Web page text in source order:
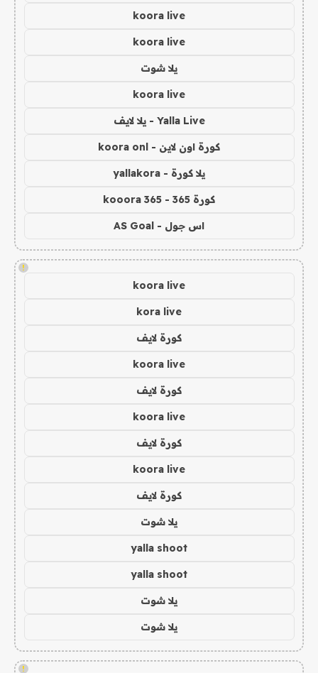
koora live
koora live
يلا شوت
koora live
Yalla Live - يلا لايف
كورة اون لاين - koora onl
يلا كورة - yallakora
كورة 365 - kooora 365
اس جول - AS Goal
!
koora live
kora live
كورة لايف
koora live
كورة لايف
koora live
كورة لايف
koora live
كورة لايف
يلا شوت
yalla shoot
yalla shoot
يلا شوت
يلا شوت
!